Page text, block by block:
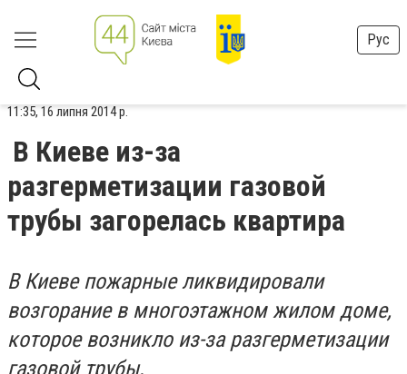
Рус
11:35, 16 липня 2014 р.
В Киеве из-за
разгерметизации газовой
трубы загорелась квартира
В Киеве пожарные ликвидировали
возгорание в многоэтажном жилом доме,
которое возникло из-за разгерметизации
газовой трубы.